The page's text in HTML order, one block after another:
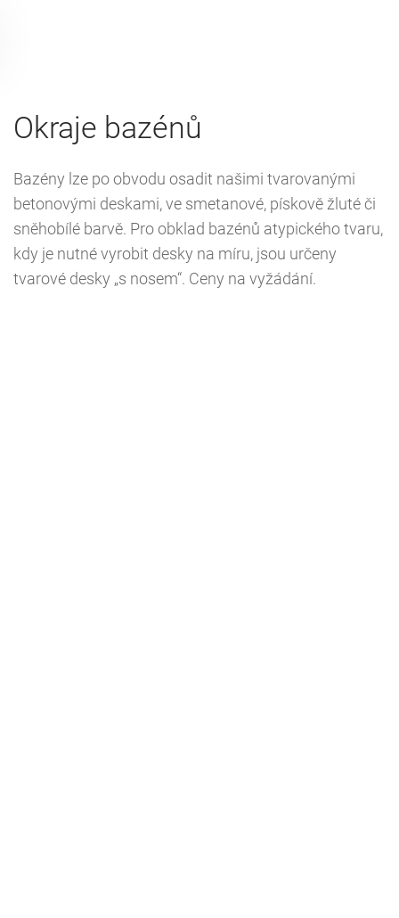
Okraje bazénů
Bazény lze po obvodu osadit našimi tvarovanými
betonovými deskami, ve smetanové, pískově žluté či
sněhobílé barvě. Pro obklad bazénů atypického tvaru,
kdy je nutné vyrobit desky na míru, jsou určeny
tvarové desky „s nosem“. Ceny na vyžádání.